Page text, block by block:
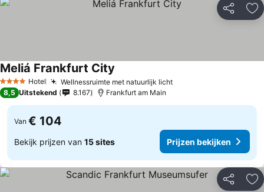
Delen
4 SterrenHotel Wellnessruimte met natuurlijk lichtPrijzen bekijken
Meliá Frankfurt City
8,5 Uitstekend 8.167 Frankfurt am Main
Van € 104
Bekijk prijzen van 15 sites Prijzen bekijken
Delen